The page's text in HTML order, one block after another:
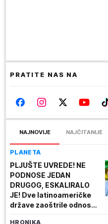
PRATITE NAS NA
NAJNOVIJE NAJČITANIJE
PLANETA
PLJUŠTE UVREDE! NE
PODNOSE JEDAN
DRUGOG, ESKALIRALO
JE! Dve latinoameričke
države zaoštrile odnose!
HRONIKA